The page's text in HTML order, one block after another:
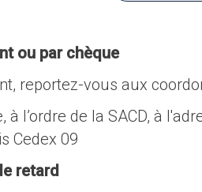
ou par chèque
reportez-vous aux
à l’ordre de la SACD, à
Cedex 09
retard